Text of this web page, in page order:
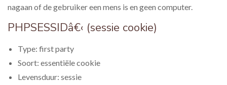
nagaan of de gebruiker een mens is en geen computer.
PHPSESSIDâ€‹ (sessie cookie)
Type: first party
Soort: essentiële cookie
Levensduur: sessie